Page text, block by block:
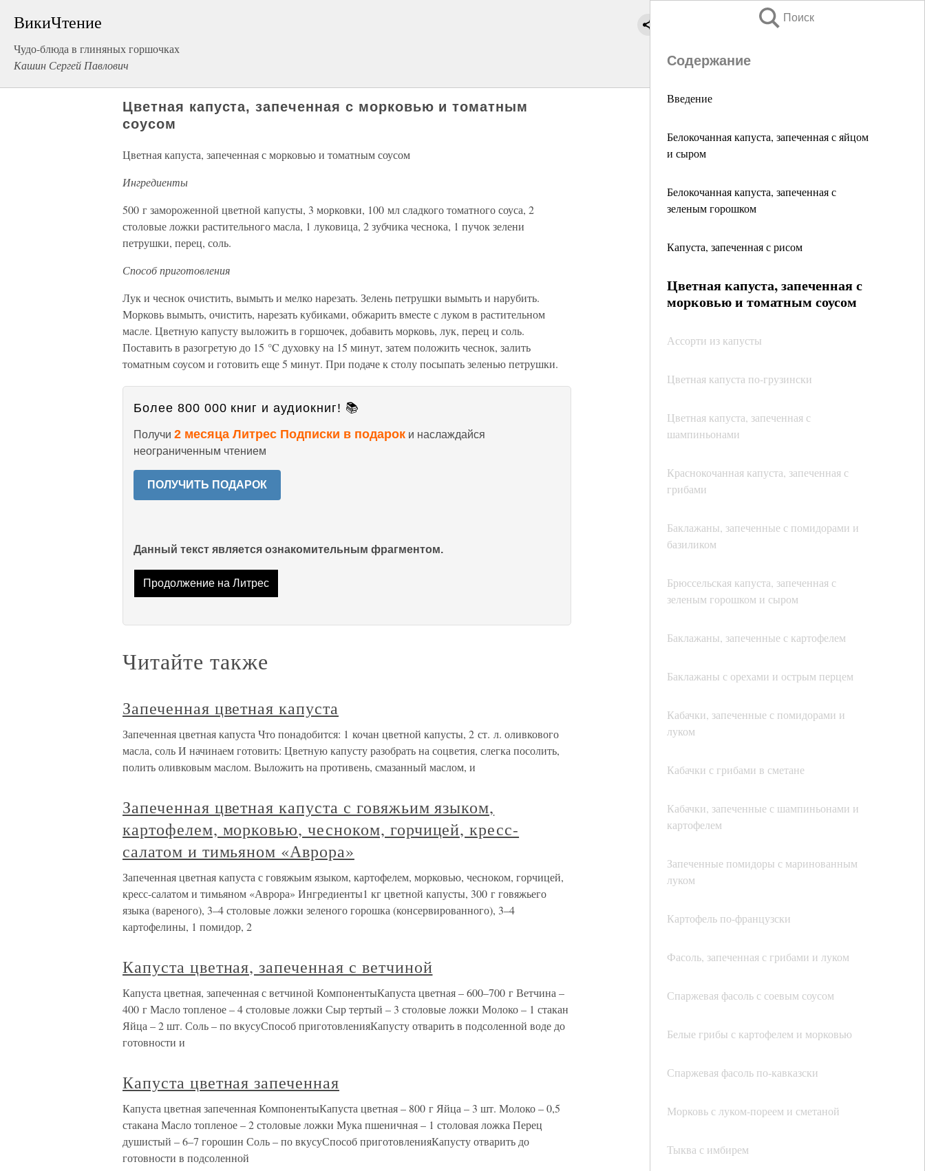
ВикиЧтение
Чудо-блюда в глиняных горшочках
Кашин Сергей Павлович
Поиск
Содержание
Введение
Белокочанная капуста, запеченная с яйцом
и сыром
Белокочанная капуста, запеченная с
зеленым горошком
Капуста, запеченная с рисом
Цветная капуста, запеченная с
морковью и томатным соусом
Ассорти из капусты
Цветная капуста по-грузински
Цветная капуста, запеченная с
шампиньонами
Краснокочанная капуста, запеченная с
грибами
Баклажаны, запеченные с помидорами и
базиликом
Брюссельская капуста, запеченная с
зеленым горошком и сыром
Баклажаны, запеченные с картофелем
Баклажаны с орехами и острым перцем
Кабачки, запеченные с помидорами и
луком
Кабачки с грибами в сметане
Кабачки, запеченные с шампиньонами и
картофелем
Запеченные помидоры с маринованным
луком
Картофель по-французски
Фасоль, запеченная с грибами и луком
Спаржевая фасоль с соевым соусом
Белые грибы с картофелем и морковью
Спаржевая фасоль по-кавказски
Морковь с луком-пореем и сметаной
Тыква с имбирем
Цветная капуста, запеченная с морковью и томатным
соусом
Цветная капуста, запеченная с морковью и томатным соусом
Ингредиенты
500 г замороженной цветной капусты, 3 морковки, 100 мл сладкого томатного соуса, 2
столовые ложки растительного масла, 1 луковица, 2 зубчика чеснока, 1 пучок зелени
петрушки, перец, соль.
Способ приготовления
Лук и чеснок очистить, вымыть и мелко нарезать. Зелень петрушки вымыть и нарубить.
Морковь вымыть, очистить, нарезать кубиками, обжарить вместе с луком в растительном
масле. Цветную капусту выложить в горшочек, добавить морковь, лук, перец и соль.
Поставить в разогретую до 15 °C духовку на 15 минут, затем положить чеснок, залить
томатным соусом и готовить еще 5 минут. При подаче к столу посыпать зеленью петрушки.
Более 800 000 книг и аудиокниг! 📚
Получи 2 месяца Литрес Подписки в подарок и наслаждайся
неограниченным чтением
ПОЛУЧИТЬ ПОДАРОК
Данный текст является ознакомительным фрагментом.
Продолжение на Литрес
Читайте также
Запеченная цветная капуста
Запеченная цветная капуста Что понадобится: 1 кочан цветной капусты, 2 ст. л. оливкового
масла, соль И начинаем готовить: Цветную капусту разобрать на соцветия, слегка посолить,
полить оливковым маслом. Выложить на противень, смазанный маслом, и
Запеченная цветная капуста с говяжьим языком,
картофелем, морковью, чесноком, горчицей, кресс-
салатом и тимьяном «Аврора»
Запеченная цветная капуста с говяжьим языком, картофелем, морковью, чесноком, горчицей,
кресс-салатом и тимьяном «Аврора» Ингредиенты1 кг цветной капусты, 300 г говяжьего
языка (вареного), 3–4 столовые ложки зеленого горошка (консервированного), 3–4
картофелины, 1 помидор, 2
Капуста цветная, запеченная с ветчиной
Капуста цветная, запеченная с ветчиной КомпонентыКапуста цветная – 600–700 г Ветчина –
400 г Масло топленое – 4 столовые ложки Сыр тертый – 3 столовые ложки Молоко – 1 стакан
Яйца – 2 шт. Соль – по вкусуСпособ приготовленияКапусту отварить в подсоленной воде до
готовности и
Капуста цветная запеченная
Капуста цветная запеченная КомпонентыКапуста цветная – 800 г Яйца – 3 шт. Молоко – 0,5
стакана Масло топленое – 2 столовые ложки Мука пшеничная – 1 столовая ложка Перец
душистый – 6–7 горошин Соль – по вкусуСпособ приготовленияКапусту отварить до
готовности в подсоленной